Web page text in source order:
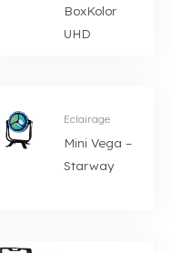
BoxKolor
UHD
Eclairage
Mini Vega –
Starway